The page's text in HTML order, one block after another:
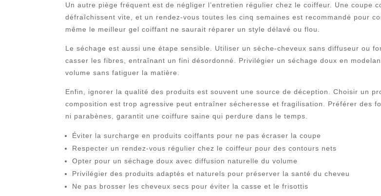
Un autre piège fréquent est de négliger l’entretien régulier chez le coiffeur. Une coupe
défraîchissent vite, et un rendez-vous toutes les cinq semaines est recommandé pour
même le meilleur gel coiffant ne saurait réparer un style délavé ou flou.
Le séchage est aussi une étape sensible. Utiliser un sèche-cheveux sans diffuseur ou
casser les fibres, entraînant un fini désordonné. Privilégier un séchage doux en
volume sans fatiguer la matière.
Enfin, ignorer la qualité des produits est souvent une source de déception. Choisir un
composition est trop agressive peut entraîner sécheresse et fragilisation. Préférer des
ni parabènes, garantit une coiffure saine qui perdure dans le temps.
Éviter la surcharge en produits coiffants pour ne pas écraser la coupe
Respecter un rendez-vous régulier chez le coiffeur pour des contours nets
Opter pour un séchage doux avec diffusion naturelle du volume
Privilégier des produits adaptés et naturels pour préserver la santé du cheveu
Ne pas brosser les cheveux secs pour éviter la casse et le frisottis